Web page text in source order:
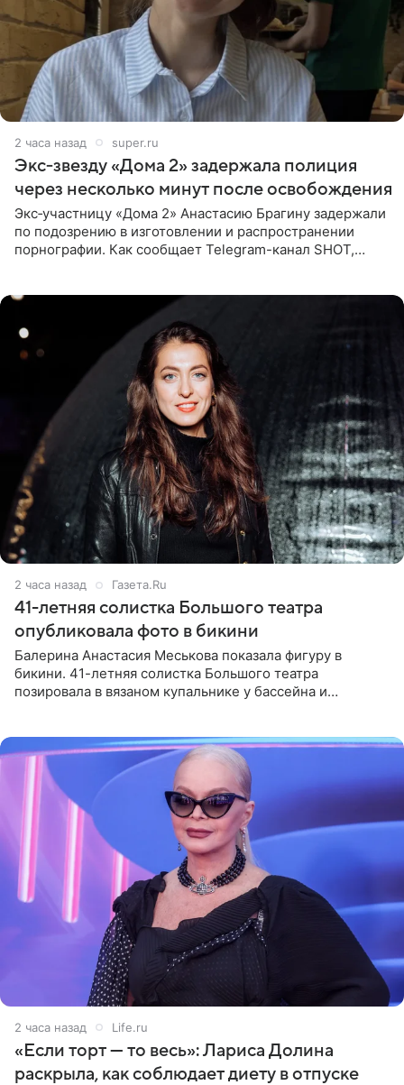
2 часа назад super.ru
Экс‑звезду «Дома 2» задержала полиция
через несколько минут после освобождения
Экс‑участницу «Дома 2» Анастасию Брагину задержали
по подозрению в изготовлении и распространении
порнографии. Как сообщает Telegram-канал SHOT,
2 часа назад Газета.Ru
41-летняя солистка Большого театра
опубликовала фото в бикини
Балерина Анастасия Меськова показала фигуру в
бикини. 41-летняя солистка Большого театра
позировала в вязаном купальнике у бассейна и
2 часа назад Life.ru
«Если торт — то весь»: Лариса Долина
раскрыла, как соблюдает диету в отпуске